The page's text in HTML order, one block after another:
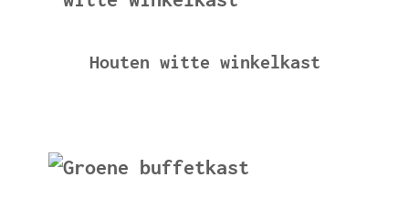
Houten witte winkelkast